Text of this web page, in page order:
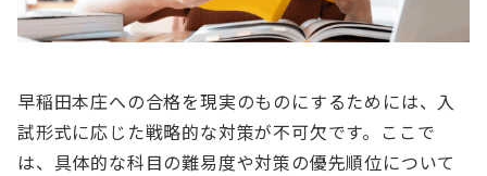
早稲田本庄への合格を現実のものにするためには、入
試形式に応じた戦略的な対策が不可欠です。ここで
は、具体的な科目の難易度や対策の優先順位について